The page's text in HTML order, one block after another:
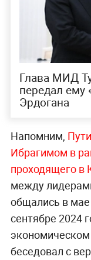
Глава МИД
передал ему
Эрдогана
Напомним,
Ибрагимом в
проходящего в
между
общались в
сентябре 2024
беседовал с